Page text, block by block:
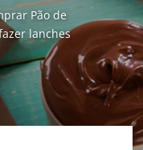
Pão de
lanches